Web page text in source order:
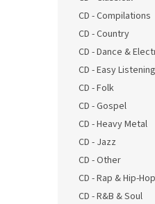
CD - Compilations
CD - Country
CD - Dance &
CD - Easy Listening
CD - Folk
CD - Gospel
CD - Heavy Metal
CD - Jazz
CD - Other
CD - Rap & Hip-Hop
CD - R&B & Soul